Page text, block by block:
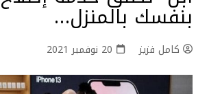
بنفسك بالمنزل…
كامل فزيز 20 نوفمبر 2021